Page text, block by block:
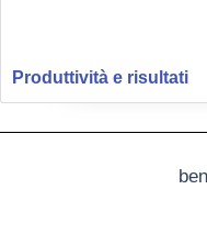
Produttività e risultati